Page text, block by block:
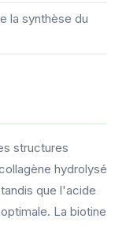
la synthèse du
structures
hydrolysé
que l'acide
La biotine